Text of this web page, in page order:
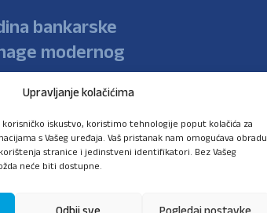
Upravljanje kolačićima
korisničko iskustvo, koristimo tehnologije poput kolačića za
s Vašeg uređaja. Vaš pristanak nam omogućava obradu
stranice i jedinstveni identifikatori. Bez Vašeg
neće biti dostupne.
Odbij sve Pogledaj postavke
bankarske
modernog